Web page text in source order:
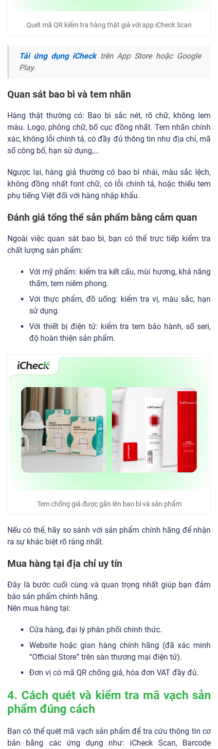
Quét mã QR kiểm tra hàng thật giả với app iCheck Scan
Tải ứng dụng iChecktrên App Store hoặc Google
Play.
Quan sát bao bì và tem nhãn
Hàng thật thường có: Bao bì sắc nét, rõ chữ, không lem
màu. Logo, phông chữ, bố cục đồng nhất. Tem nhãn chính
xác, không lỗi chính tả, có đầy đủ thông tin như địa chỉ, mã
số công bố, hạn sử dụng,…
Ngược lại, hàng giả thường có bao bì nhái, màu sắc lệch,
không đồng nhất font chữ, có lỗi chính tả, hoặc thiếu tem
phụ tiếng Việt đối với hàng nhập khẩu.
Đánh giá tổng thể sản phẩm bằng cảm quan
Ngoài việc quan sát bao bì, bạn có thể trực tiếp kiểm tra
chất lượng sản phẩm:
Với mỹ phẩm: kiểm tra kết cấu, mùi hương, khả năng
thấm, tem niêm phong.
Với thực phẩm, đồ uống: kiểm tra vị, màu sắc, hạn
sử dụng.
Với thiết bị điện tử: kiểm tra tem bảo hành, số seri,
độ hoàn thiện sản phẩm.
Tem chống giả được gắn lên bao bì và sản phẩm
Nếu có thể, hãy so sánh với sản phẩm chính hãng để nhận
ra sự khác biệt rõ ràng nhất.
Mua hàng tại địa chỉ uy tín
Đây là bước cuối cùng và quan trọng nhất giúp bạn đảm
bảo sản phẩm chính hãng.
Nên mua hàng tại:
Cửa hàng, đại lý phân phối chính thức.
Website hoặc gian hàng chính hãng (đã xác minh
“Official Store” trên sàn thương mại điện tử).
Đơn vị có mã QR chống giả, hóa đơn VAT đầy đủ.
4. Cách quét và kiểm tra mã vạch sản
phẩm đúng cách
Bạn có thể quét mã vạch sản phẩm để tra cứu thông tin cơ
bản bằng các ứng dụng như: iCheck Scan, Barcode